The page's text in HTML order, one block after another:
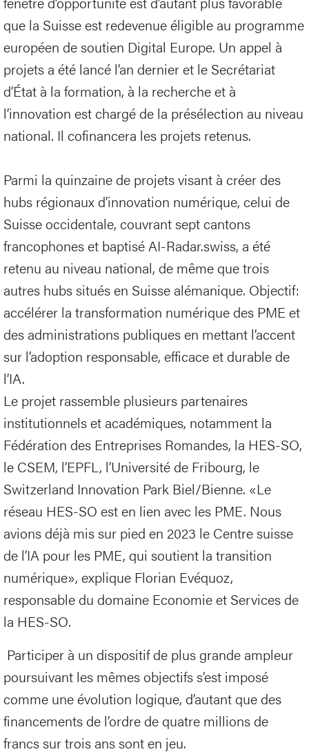
que la Suisse est redevenue éligible au programme
européen de soutien Digital Europe. Un appel à
projets a été lancé l’an dernier et le Secrétariat
d’État à la formation, à la recherche et à
l’innovation est chargé de la présélection au niveau
national. Il cofinancera les projets retenus.
Parmi la quinzaine de projets visant à créer des
hubs régionaux d’innovation numérique, celui de
Suisse occidentale, couvrant sept cantons
francophones et baptisé AI-Radar.swiss, a été
retenu au niveau national, de même que trois
autres hubs situés en Suisse alémanique. Objectif:
accélérer la transformation numérique des PME et
des administrations publiques en mettant l’accent
sur l’adoption responsable, efficace et durable de
l’IA.
Le projet rassemble plusieurs partenaires
institutionnels et académiques, notamment la
Fédération des Entreprises Romandes, la HES-SO,
le CSEM, l’EPFL, l’Université de Fribourg, le
Switzerland Innovation Park Biel/Bienne. «Le
réseau HES-SO est en lien avec les PME. Nous
avions déjà mis sur pied en 2023 le Centre suisse
de l’IA pour les PME, qui soutient la transition
numérique», explique Florian Evéquoz,
responsable du domaine Economie et Services de
la HES-SO.
Participer à un dispositif de plus grande ampleur
poursuivant les mêmes objectifs s’est imposé
comme une évolution logique, d’autant que des
financements de l’ordre de quatre millions de
francs sur trois ans sont en jeu.